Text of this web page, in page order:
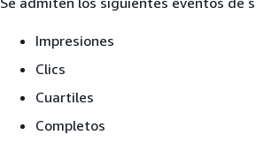
Impresiones
Clics
Cuartiles
Completos